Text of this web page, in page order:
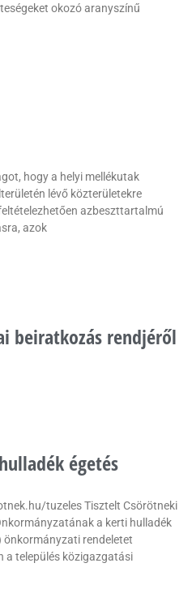
okozó aranyszínű
hogy a helyi mellékutak
lévő közterületekre
azbeszttartalmú
azok
beiratkozás rendjéről
égetés
tuzeles Tisztelt Csörötneki
a kerti hulladék
rendeletet
a település közigazgatási